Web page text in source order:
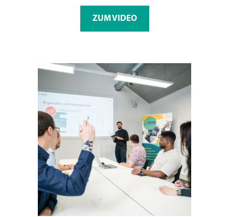
ZUM VIDEO